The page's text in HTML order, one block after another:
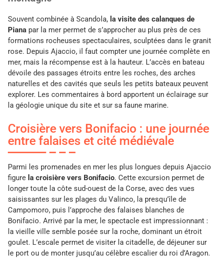
Souvent combinée à Scandola, la visite des calanques de
Piana par la mer permet de s’approcher au plus près de ces
formations rocheuses spectaculaires, sculptées dans le granit
rose. Depuis Ajaccio, il faut compter une journée complète en
mer, mais la récompense est à la hauteur. L’accès en bateau
dévoile des passages étroits entre les roches, des arches
naturelles et des cavités que seuls les petits bateaux peuvent
explorer. Les commentaires à bord apportent un éclairage sur
la géologie unique du site et sur sa faune marine.
Croisière vers Bonifacio : une journée
entre falaises et cité médiévale
Parmi les promenades en mer les plus longues depuis Ajaccio
figure la croisière vers Bonifacio. Cette excursion permet de
longer toute la côte sud-ouest de la Corse, avec des vues
saisissantes sur les plages du Valinco, la presqu’île de
Campomoro, puis l’approche des falaises blanches de
Bonifacio. Arrivé par la mer, le spectacle est impressionnant :
la vieille ville semble posée sur la roche, dominant un étroit
goulet. L’escale permet de visiter la citadelle, de déjeuner sur
le port ou de monter jusqu’au célèbre escalier du roi d’Aragon.